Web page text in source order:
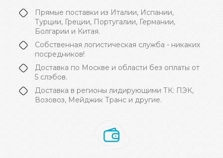
Прямые поставки из Италии, Испании,
Турции, Греции, Португалии, Германии,
Болгарии и Китая.
Собственная логистическая служба - никаких
посредников!
Доставка по Москве и области без оплаты от
5 слэбов.
Доставка в регионы лидирующими ТК: ПЭК,
Возовоз, Мейджик Транс и другие.